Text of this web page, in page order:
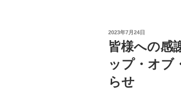
投
稿
日:
2023年7月24日
皆様への感
ップ・オブ
らせ